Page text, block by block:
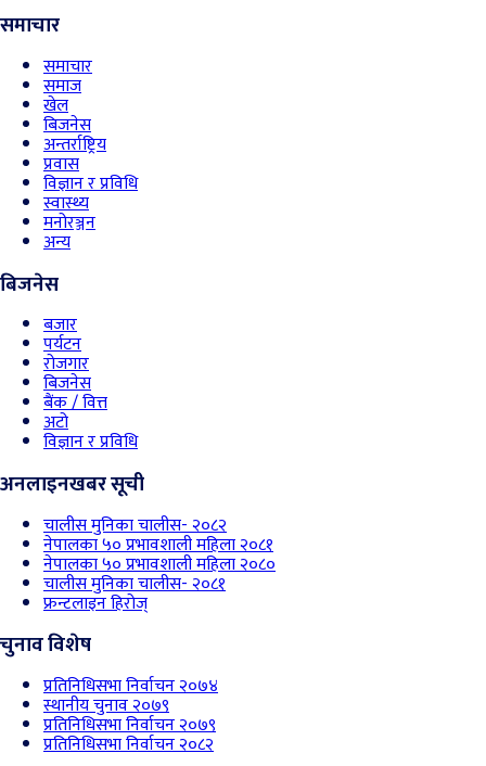
समाचार
समाचार
समाज
खेल
बिजनेस
अन्तर्राष्ट्रिय
प्रवास
विज्ञान र प्रविधि
स्वास्थ्य
मनोरञ्जन
अन्य
बिजनेस
बजार
पर्यटन
रोजगार
बिजनेस
बैंक / वित्त
अटो
विज्ञान र प्रविधि
अनलाइनखबर सूची
चालीस मुनिका चालीस- २०८२
नेपालका ५० प्रभावशाली महिला २०८१
नेपालका ५० प्रभावशाली महिला २०८०
चालीस मुनिका चालीस- २०८१
फ्रन्टलाइन हिरोज्
चुनाव विशेष
प्रतिनिधिसभा निर्वाचन २०७४
स्थानीय चुनाव २०७९
प्रतिनिधिसभा निर्वाचन २०७९
प्रतिनिधिसभा निर्वाचन २०८२